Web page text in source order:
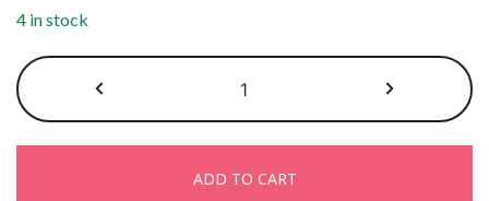
4 in stock
tonucia
serum
quantity
ADD TO CART